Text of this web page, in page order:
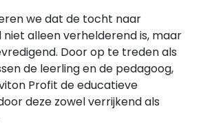
we dat de tocht naar
niet alleen verhelderend is, maar
Door op te treden als
de leerling en de pedagoog,
Profit de educatieve
deze zowel verrijkend als